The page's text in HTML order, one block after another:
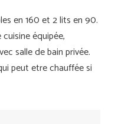
en 160 et 2 lits en 90.
équipée,
salle de bain privée.
peut etre chauffée si